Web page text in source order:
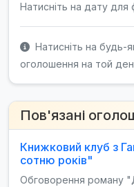
Натисніть на дату для
Натисніть на будь-
оголошення на той
Пов'язані
Книжковий клуб з
сотню років"
Обговорення роману